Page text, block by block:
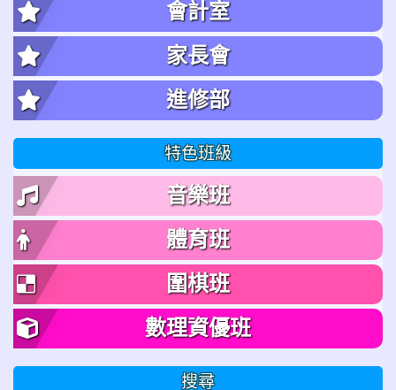
會計室
家長會
進修部
特色班級
音樂班
體育班
圍棋班
數理資優班
搜尋